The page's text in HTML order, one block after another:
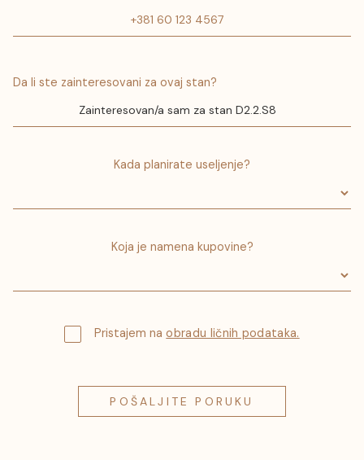
Da li ste zainteresovani za ovaj stan?
Kada planirate useljenje?
Koja je namena kupovine?
Pristajem naobradu ličnih podataka.